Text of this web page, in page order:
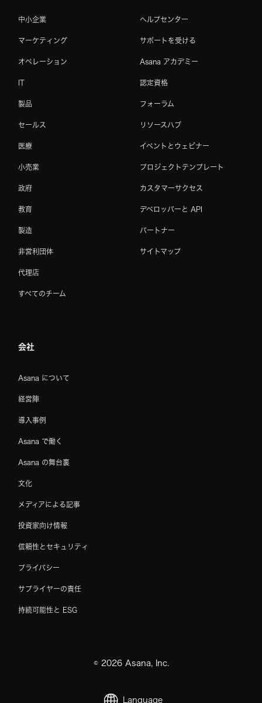
中小企業
マーケティング
オペレーション
製品
セールス
医療
小売業
政府
教育
製造
非営利団体
代理店
すべてのチーム
ヘルプセンター
サポートを受ける
Asana アカデミー
認定資格
フォーラム
リソースハブ
イベントとウェビナー
プロジェクトテンプレート
カスタマーサクセス
デベロッパーと API
パートナー
サイトマップ
会社
Asana について
経営陣
導入事例
Asana で働く
Asana の舞台裏
文化
メディアによる記事
投資家向け情報
信頼性とセキュリティ
プライバシー
サプライヤーの責任
持続可能性と ESG
© 2026Asana, Inc.
Language